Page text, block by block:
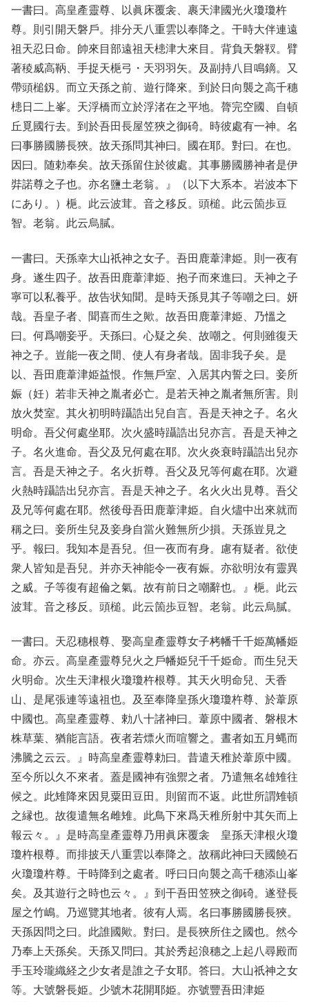
一書曰。高皇產靈尊、以眞床覆衾、裹天津國光火瓊瓊杵
尊。則引開天磐戶。排分天八重雲以奉降之。干時大伴連遠
祖天忍日命。帥來目部遠祖天槵津大來目。背負天磐靫。臂
著稜威高鞆、手捉天梔弓・天羽羽矢。及副持八目鳴鏑。又
帶頭槌釼。而立天孫之前、遊行降來。到於日向襲之高千穗
槵日二上峯。天浮橋而立於浮渚在之平地。膂完空國、自頓
丘覓國行去。到於吾田長屋笠狹之御碕。時彼處有一神。名
曰事勝國勝長狹。故天孫問其神曰。國在耶。對曰。在也。
因曰。随勅奉矣。故天孫留住於彼處。其事勝國勝神者是伊
弉諾尊之子也。亦名鹽土老翁。』（以下大系本。岩波本下
にあり。）梔。此云波茸。音之移反。頭槌。此云箇歩豆
智。老翁。此云烏膩。
一書曰。天孫幸大山祇神之女子。吾田鹿葦津姫。則一夜有
身。遂生四子。故吾田鹿葦津姫、抱子而來進曰。天神之子
寧可以私養乎。故告状知聞。是時天孫見其子等嘲之曰。妍
哉。吾皇子者、聞喜而生之歟。故吾田鹿葦津姫、乃慍之
曰。何爲嘲妾乎。天孫曰。心疑之矣、故嘲之。何則雖復天
神之子。豈能一夜之間、使人有身者哉。固非我子矣。是
以、吾田鹿葦津姫益恨。作無戶室、入居其内誓之曰。妾所
娠（妊）若非天神之胤者必亡。是若天神之胤者無所害。則
放火焚室。其火初明時躡誥出兒自言。吾是天神之子。名火
明命。吾父何處坐耶。次火盛時躡誥出兒亦言。吾是天神之
子。名火進命。吾父及兄何處在耶。次火炎衰時躡誥出兒亦
言。吾是天神之子。名火折尊。吾父及兄等何處在耶。次避
火熱時躡誥出兒亦言。吾是天神之子。名火火出見尊。吾父
及兄等何處在耶。然後母吾田鹿葦津姫。自火燼中出來就而
稱之曰。妾所生兒及妾身自當火難無所少損。天孫豈見之
乎。報曰。我知本是吾兒。但一夜而有身。慮有疑者。欲使
衆人皆知是吾兒。并亦天神能令一夜有娠。亦欲明汝有靈異
之威。子等復有超倫之氣。故有前日之嘲辭也。』梔。此云
波茸。音之移反。頭槌。此云箇歩豆智。老翁。此云烏膩。
一書曰。天忍穗根尊、娶高皇產靈尊女子栲幡千千姫萬幡姫
命。亦云。高皇產靈尊兒火之戶幡姫兒千千姫命。而生兒天
火明命。次生天津根火瓊瓊杵根尊。其天火明命兒、天香
山、是尾張連等遠祖也。及至奉降皇孫火瓊瓊杵尊、於葦原
中國也。高皇產靈尊、勅八十諸神曰。葦原中國者、磐根木
株草葉、猶能言語。夜者若熛火而喧響之。晝者如五月蝿而
沸騰之云云。』時高皇產靈尊勅曰。昔遣天稚於葦原中國。
至今所以久不來者。蓋是國神有強禦之者。乃遣無名雄雉往
候之。此雉降來因見粟田豆田。則留而不返。此世所謂雉頓
之縁也。故復遣無名雌雉。此鳥下來爲天稚所射中其矢而上
報云々。』是時高皇產靈尊乃用眞床覆衾 皇孫天津根火瓊
瓊杵根尊。而排披天八重雲以奉降之。故稱此神曰天國饒石
火瓊瓊杵尊。干時降到之處者。呼曰日向襲之高千穗添山峯
矣。及其遊行之時也云々。』到干吾田笠狹之御碕。遂登長
屋之竹嶋。乃巡覽其地者。彼有人焉。名曰事勝國勝長狹。
天孫因問之曰。此誰國歟。對曰。是長狹所住之國也。然今
乃奉上天孫矣。天孫又問曰。其於秀起浪穗之上起八尋殿而
手玉玲瓏織経之少女者是誰之子女耶。答曰。大山祇神之女
等。大號磐長姫。少號木花開耶姫。亦號豐吾田津姫